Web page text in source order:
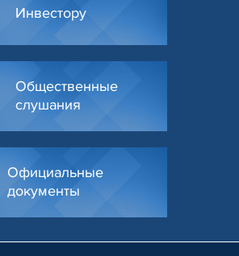
Инвестору
Общественные
слушания
Официальные
документы